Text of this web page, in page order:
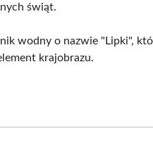
świąt.
wodny o nazwie "Lipki",
krajobrazu.